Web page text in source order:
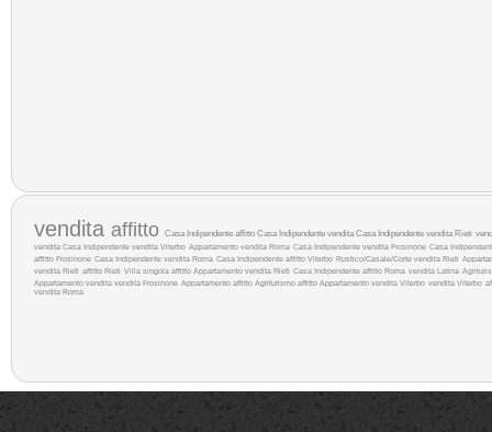
vendita affitto Casa Indipendente affitto Casa Indipendente venditaCasa Indipendente vendita Rieti
vendita Casa Indipendente vendita Viterbo Appartamento vendita Roma Casa Indipendente vendita Frosinone Casa
affitto Frosinone Casa Indipendente vendita Roma Casa Indipendente affitto Viterbo Rustico/Casale/Corte vendita Rieti
vendita Rieti affitto Rieti Villa singola affitto Appartamento vendita Rieti Casa Indipendente affitto Roma vendita Latina
Appartamento vendita vendita Frosinone Appartamento affitto Agriturismo affitto Appartamento vendita Viterbo vendita Viterbo
vendita Roma